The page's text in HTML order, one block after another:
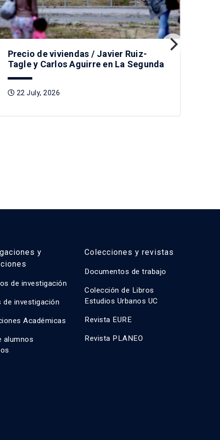
Precio de viviendas / Javier Ruiz-
Tagle y Carlos Aguirre en La Segunda
22 July, 2026
y
de investigación
de investigación
Académicas
alumnos
Colecciones y revistas
Documentos de trabajo
Colección de Libros
Estudios Urbanos UC
Revista EURE
Revista PLANEO